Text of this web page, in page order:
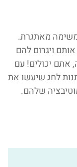
משימה מאתגרת.
ויגרום להם
אתם יכולים! עם
לחג שיעשו את
שלהם.